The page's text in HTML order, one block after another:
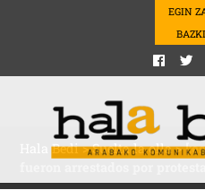
EGIN
Hala Bedi>Suelta la olla>